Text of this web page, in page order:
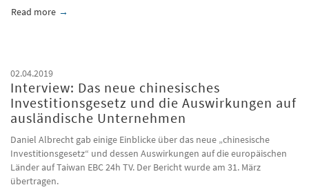
Read more about Rechtslage bei Plagiaten - Welche Strafen drohen
02.04.2019
Interview: Das neue chinesisches
Investitionsgesetz und die Auswirkungen auf
ausländische Unternehmen
Daniel Albrecht gab einige Einblicke über das neue „chinesische
Investitionsgesetz“ und dessen Auswirkungen auf die europäischen
Länder auf Taiwan EBC 24h TV. Der Bericht wurde am 31. März
übertragen.